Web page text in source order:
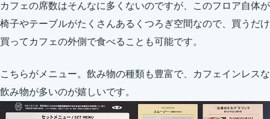
カフェの席数はそんなに多くないのですが、このフロア自体が
椅子やテーブルがたくさんあるくつろぎ空間なので、買うだけ
買ってカフェの外側で食べることも可能です。
こちらがメニュー。飲み物の種類も豊富で、カフェインレスな
飲み物が多いのが嬉しいです。